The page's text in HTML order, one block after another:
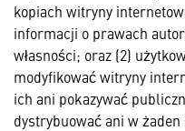
kopiach witryny
informacji o prawach
własności; oraz (2)
modyfikować witryny
ich ani pokazywać
dystrybuować ani w